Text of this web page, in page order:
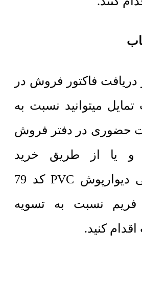
فاکتور فروش در
میتوانید نسبت به
حضوری در دفتر فروش
و یا از طریق خرید
اینترنتی دیوارپوش PVC کد 79
فریم نسبت به تسویه
کنید.